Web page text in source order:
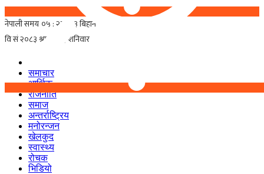
समाचार
आर्थिक
राजनीति
समाज
अन्तर्राष्ट्रिय
मनोरन्जन
खेलकुद
स्वास्थ्य
रोचक
भिडियो